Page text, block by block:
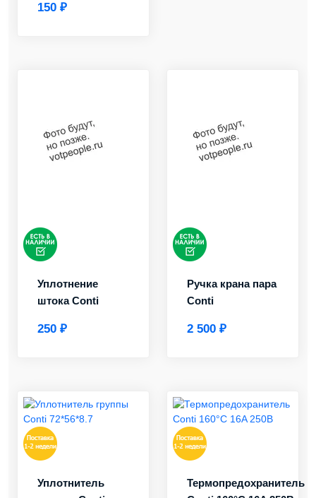
150 ₽
Уплотнение
штока Conti
250 ₽
Ручка крана пара
Conti
2 500 ₽
Уплотнитель
Термопредохранитель